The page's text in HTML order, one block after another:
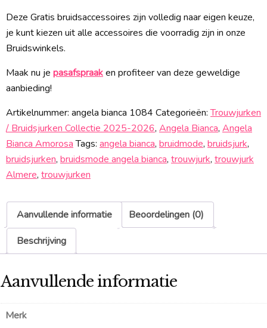
Deze Gratis bruidsaccessoires zijn volledig naar eigen keuze,
je kunt kiezen uit alle accessoires die voorradig zijn in onze
Bruidswinkels.
Maak nu je pasafspraaken profiteer van deze geweldige
aanbieding!
Artikelnummer: angela bianca 1084 Categorieën:Trouwjurken
/ Bruidsjurken Collectie 2025-2026, Angela Bianca, Angela
Bianca Amorosa Tags: angela bianca, bruidmode, bruidsjurk,
bruidsjurken, bruidsmode angela bianca, trouwjurk, trouwjurk
Almere, trouwjurken
Aanvullende informatie
Beoordelingen (0)
Beschrijving
Aanvullende informatie
Merk